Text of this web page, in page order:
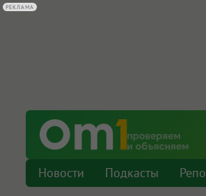
Новости Подкасты
РЕКЛАМА